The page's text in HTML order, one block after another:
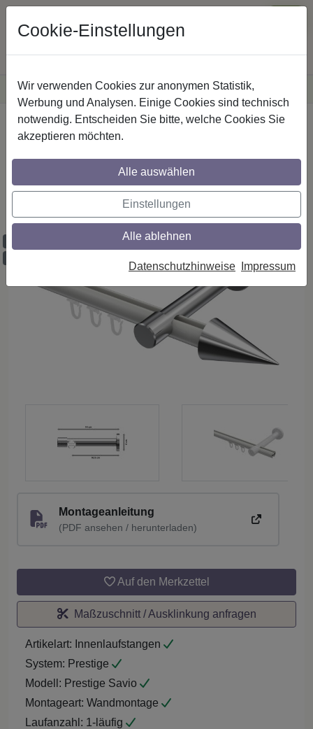
VersandkostenfreieLieferung innerhalb Deutschlands
Sichere Zahlung
Startseite Innenlaufstangen Aluminium / Metall
Gardinenstangen mit Innenlauf aus
Aluminium / Metall in 20 mm Ø, 1-läufig,
Modell PRESTIGE - Savio Weiß / Chrom
Montageanleitung
(PDF ansehen / herunterladen)
Auf den Merkzettel
Maßzuschnitt / Ausklinkung anfragen
Artikelart: Innenlaufstangen
System: Prestige
Modell: Prestige Savio
Montageart: Wandmontage
Laufanzahl: 1-läufig
Cookie-Einstellungen
Wir verwenden Cookies zur anonymen Statistik,
Werbung und Analysen. Einige Cookies sind technisch
notwendig. Entscheiden Sie bitte, welche Cookies Sie
akzeptieren möchten.
Alle auswählen
Einstellungen
Alle ablehnen
Datenschutzhinweise Impressum